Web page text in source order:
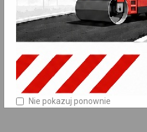
Nie pokazuj ponownie